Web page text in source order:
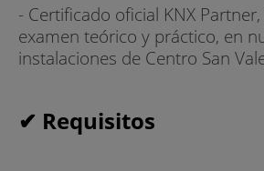
- Certificado oficial KNX
examen teórico y práctico, en
instalaciones de Centro San
✔ Requisitos